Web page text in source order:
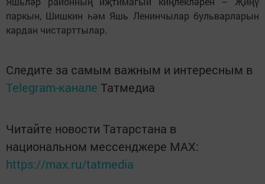
паркын, Шишкин һәм Яшь Ленинчылар бульварларын
кардан чистарттылар.
Следите за самым важным и интересным в
Telegram-канале Татмедиа
Читайте новости Татарстана в
национальном мессенджере MАХ:
https://max.ru/tatmedia